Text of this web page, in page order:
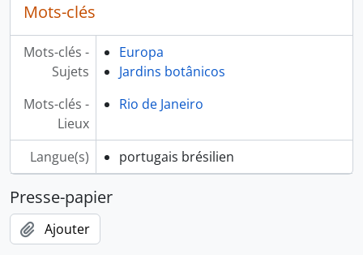
Mots-clés
Mots-clés -
Sujets
Europa
Jardins botânicos
Mots-clés -
Lieux
Rio de Janeiro
Langue(s) portugais brésilien
Presse-papier
Ajouter